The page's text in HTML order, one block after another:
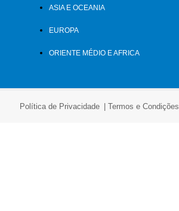
ASIA E OCEANIA
EUROPA
ORIENTE MÉDIO E AFRICA
Política de Privacidade Termos e Condições